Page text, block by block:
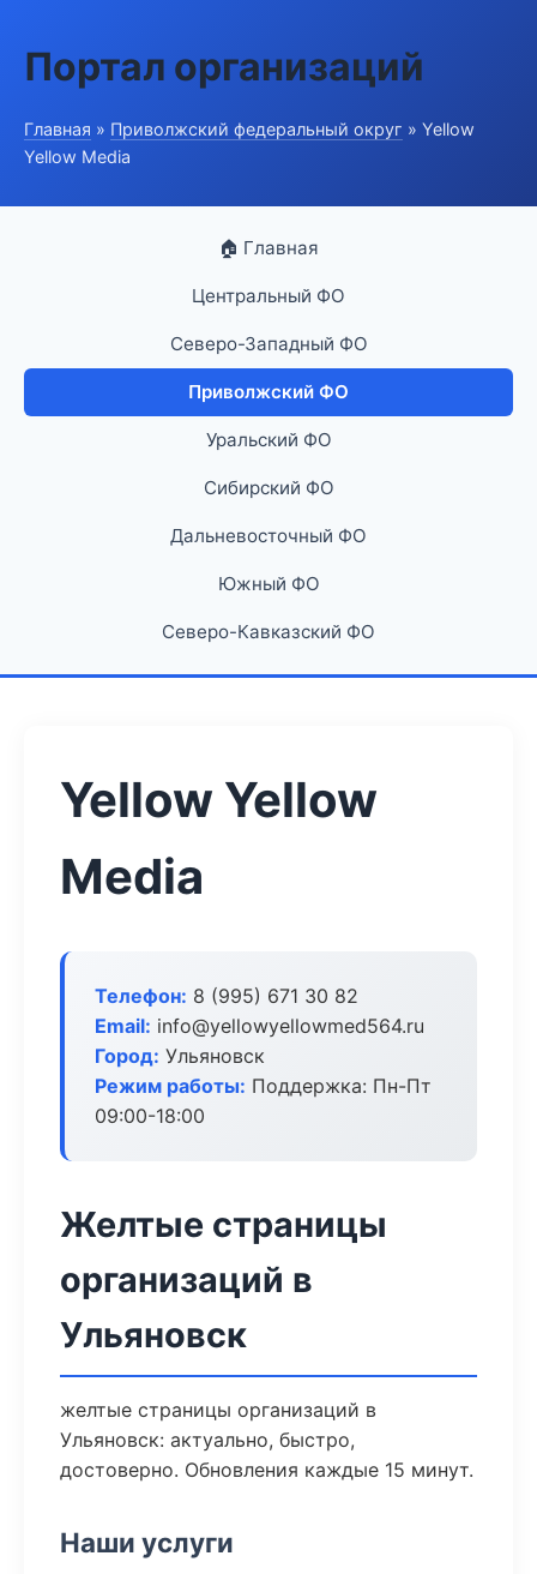
Портал организаций
Главная » Приволжский федеральный округ » Yellow
Yellow Media
🏠 Главная
Центральный ФО
Северо-Западный ФО
Приволжский ФО
Уральский ФО
Сибирский ФО
Дальневосточный ФО
Южный ФО
Северо-Кавказский ФО
Yellow Yellow
Media
Телефон: 8 (995) 671 30 82
Email: info@yellowyellowmed564.ru
Город: Ульяновск
Режим работы: Поддержка: Пн-Пт
09:00-18:00
Желтые страницы
организаций в
Ульяновск
желтые страницы организаций в
Ульяновск: актуально, быстро,
достоверно. Обновления каждые 15 минут.
Наши услуги